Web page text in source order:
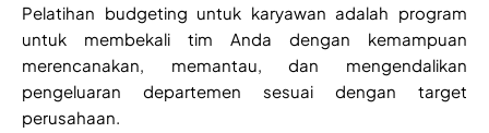
Pelatihan budgeting untuk karyawan adalah program
untuk membekali tim Anda dengan kemampuan
merencanakan, memantau, dan mengendalikan
pengeluaran departemen sesuai dengan target
perusahaan.